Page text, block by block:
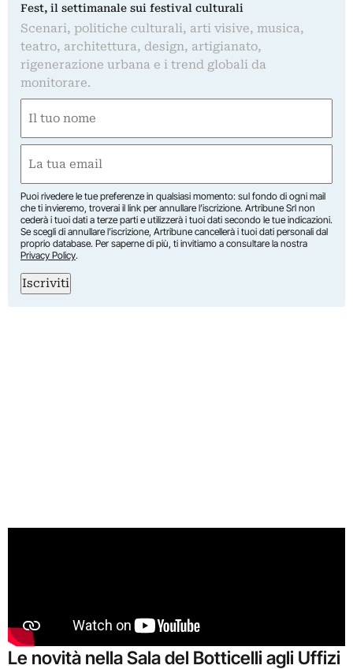
Fest, il settimanale sui festival culturali
Scenari, politiche culturali, arti visive, musica,
teatro, architettura, design, artigianato,
rigenerazione urbana e i trend globali da
monitorare.
(Obbligatorio)
Nome
(Obbligatorio)
Puoi rivedere le tue preferenze in qualsiasi momento: sul fondo di ogni mail
che ti invieremo, troverai il link per annullare l’iscrizione. Artribune Srl non
cederà i tuoi dati a terze parti e utilizzerà i tuoi dati secondo le tue indicazioni.
Se scegli di annullare l’iscrizione, Artribune cancellerà i tuoi dati personali dal
proprio database. Per saperne di più, ti invitiamo a consultare la nostra
Privacy Policy.
Iscriviti
Le novità nella Sala del Botticelli agli Uffizi